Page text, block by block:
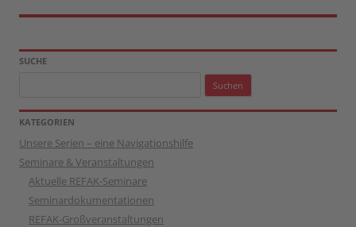
SUCHE
KATEGORIEN
Unsere Serien – eine Navigationshilfe
Seminare & Veranstaltungen
Aktuelle REFAK-Seminare
Seminardokumentationen
REFAK-Großveranstaltungen